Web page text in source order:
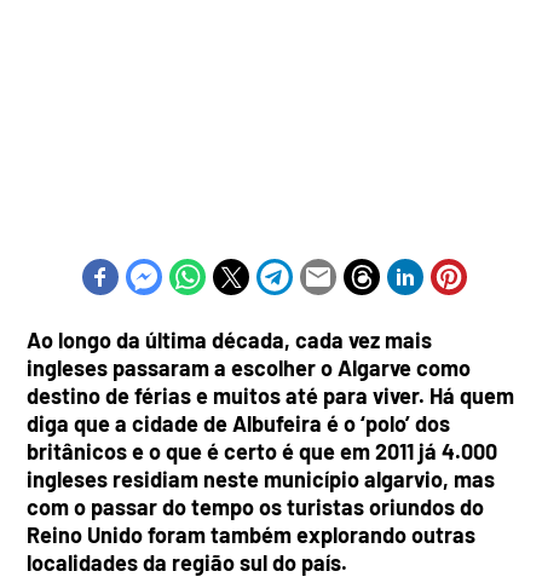
Ao longo da última década, cada vez mais
ingleses passaram a escolher o Algarve como
destino de férias e muitos até para viver. Há quem
diga que a cidade de Albufeira é o ‘polo’ dos
britânicos e o que é certo é que em 2011 já 4.000
ingleses residiam neste município algarvio, mas
com o passar do tempo os turistas oriundos do
Reino Unido foram também explorando outras
localidades da região sul do país.